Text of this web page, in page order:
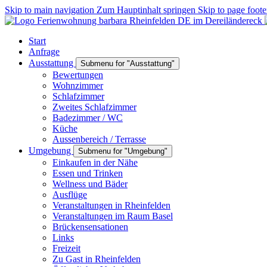
Skip to main navigation Zum Hauptinhalt springen Skip to page
Start
Anfrage
Ausstattung
Submenu for "Ausstattung"
Bewertungen
Wohnzimmer
Schlafzimmer
Zweites Schlafzimmer
Badezimmer / WC
Küche
Aussenbereich / Terrasse
Umgebung
Submenu for "Umgebung"
Einkaufen in der Nähe
Essen und Trinken
Wellness und Bäder
Ausflüge
Veranstaltungen in Rheinfelden
Veranstaltungen im Raum Basel
Brückensensationen
Links
Freizeit
Zu Gast in Rheinfelden